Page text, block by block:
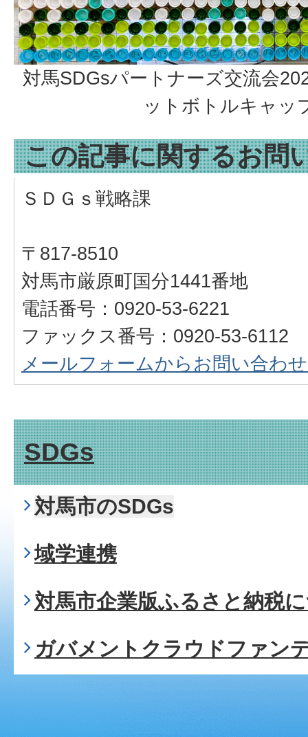
対馬SDGsパートナーズ交流会
ットボトルキャッ
この記事に関するお問
ＳＤＧｓ戦略課
〒817-8510
対馬市厳原町国分1441番地
電話番号：0920-53-6221
ファックス番号：0920-53-6112
メールフォームからお問い合わ
SDGs
対馬市のSDGs
域学連携
対馬市企業版ふるさと納税
ガバメントクラウドファン